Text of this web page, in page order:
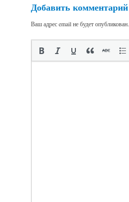
Добавить комментарий
Ваш адрес email не будет опубликован.